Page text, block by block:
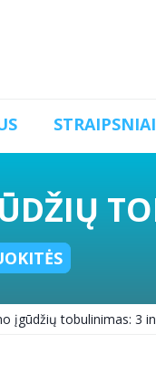
STRAIPSNIAI
įgūdžių tobulinimas: 3